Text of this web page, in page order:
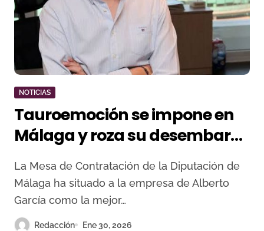
NOTICIAS
Tauroemoción se impone en
Málaga y roza su desembarco
en una plaza de primera
La Mesa de Contratación de la Diputación de
Málaga ha situado a la empresa de Alberto
García como la mejor…
Redacción Ene 30, 2026